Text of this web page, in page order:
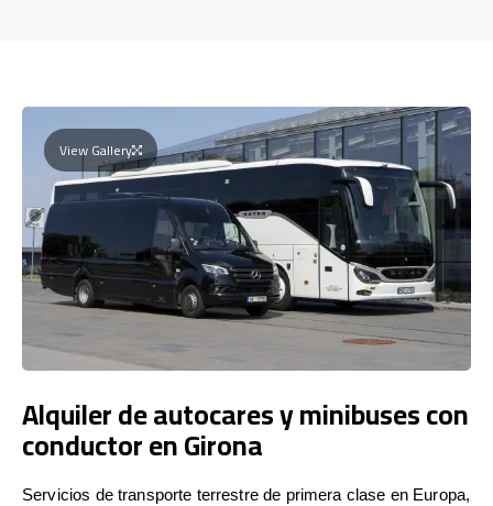
View Gallery
Alquiler de autocares y minibuses con
conductor en Girona
Servicios de transporte terrestre de primera clase en Europa,